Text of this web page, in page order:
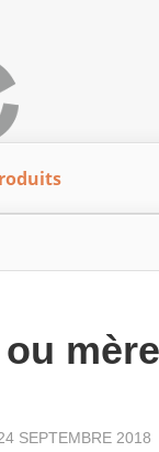
SEPTEMBRE 2018